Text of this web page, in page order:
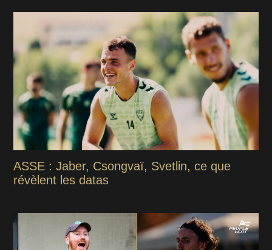
ASSE : Jaber, Csongvaï, Svetlin, ce que
révèlent les datas